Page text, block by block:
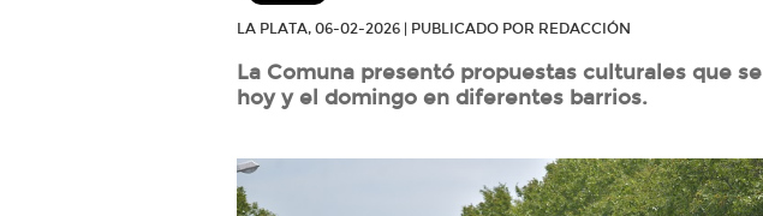
LA PLATA, 06-02-2026 | PUBLICADO POR REDACCIÓN
La Comuna presentó propuestas culturales que
hoy y el domingo en diferentes barrios.